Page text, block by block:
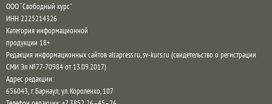
ООО “Свободный курс”
ИНН 2225214326
Категория информационной
продукции 18+
Редакция информационных сайтов altapress.ru, sv-kurs.ru (свидетельство о регистрации
СМИ Эл №77-70984 от 13.09.2017)
Адрес редакции:
656043,г. Барнаул,ул. Короленко, 107